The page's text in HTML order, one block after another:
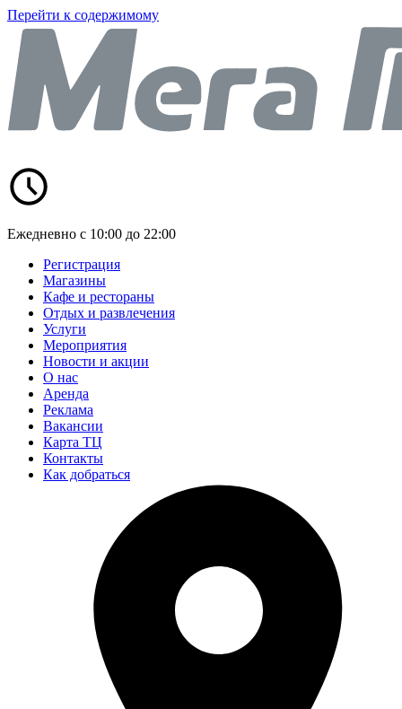
Перейти к содержимому
Ежедневно с 10:00 до 22:00
Регистрация
Магазины
Кафе и рестораны
Отдых и развлечения
Услуги
Мероприятия
Новости и акции
О нас
Аренда
Реклама
Вакансии
Карта ТЦ
Контакты
Как добраться